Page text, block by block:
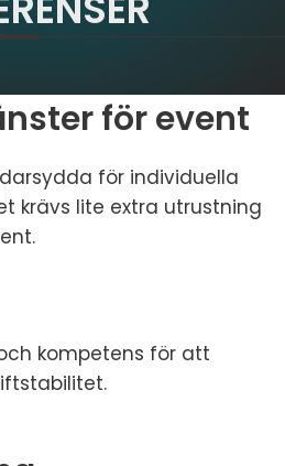
för event
för individuella
krävs lite extra utrustning
kompetens för att